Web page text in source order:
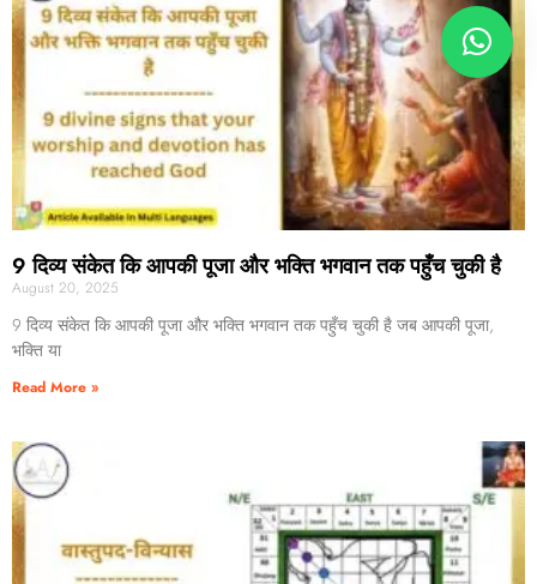
9 दिव्य संकेत कि आपकी पूजा और भक्ति भगवान तक पहुँच चुकी है
August 20, 2025
9 दिव्य संकेत कि आपकी पूजा और भक्ति भगवान तक पहुँच चुकी है जब आपकी पूजा,
भक्ति या
Read More »